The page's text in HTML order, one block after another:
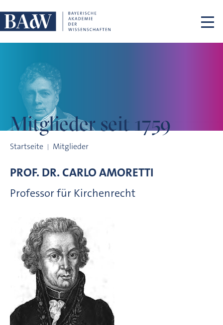
Mitglieder seit 1759
Startseite Mitglieder
PROF. DR. CARLOAMORETTI
Professor für Kirchenrecht